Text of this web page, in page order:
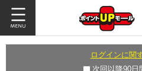
ログインに関
次回以降90日